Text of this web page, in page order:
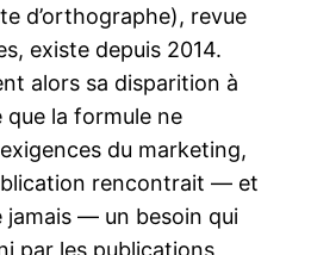
d’orthographe), revue
existe depuis 2014.
alors sa disparition à
la formule ne
du marketing,
rencontrait — et
jamais — un besoin qui
par les publications